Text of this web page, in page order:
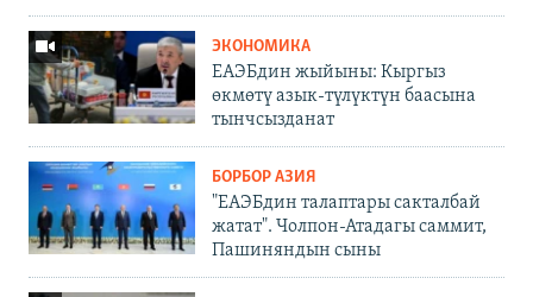
ЭКОНОМИКА
ЕАЭБдин жыйыны: Кыргыз
өкмөтү азык-түлүктүн баасына
тынчсызданат
БОРБОР АЗИЯ
"ЕАЭБдин талаптары сакталбай
жатат". Чолпон-Атадагы саммит,
Пашиняндын сыны